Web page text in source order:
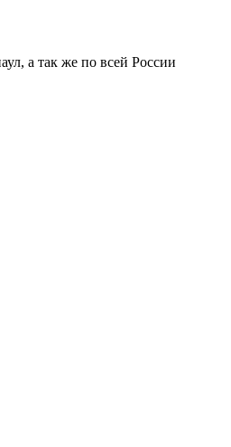
а так же по всей России